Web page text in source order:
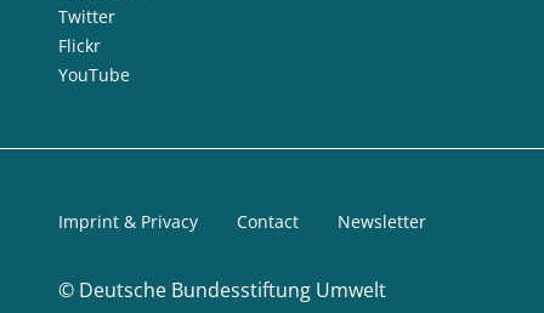
Twitter
Flickr
YouTube
© Deutsche Bundesstiftung Umwelt
Imprint & Privacy Contact Newsletter